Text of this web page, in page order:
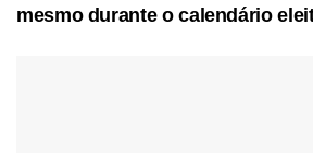
mesmo durante o calendário